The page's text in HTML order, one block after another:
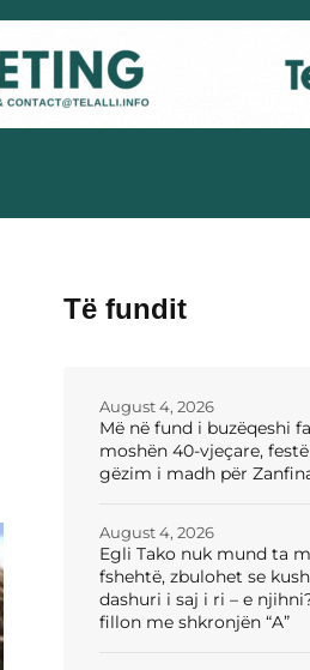
Të fundit
Më në fund i buzëqeshi
moshën 40-vjeçare,
gëzim i madh për
August 4, 2026
Egli Tako nuk mund ta
fshehtë, zbulohet se
dashuri i saj i ri – e
fillon me shkronjën “A”
August 4, 2026